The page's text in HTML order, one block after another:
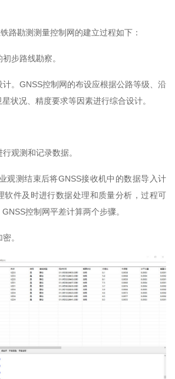
路勘测测量控制网的建立过程如下：
步路线勘察。
。GNSS控制网的布设应根据公路等级、沿
状况、精度要求等因素进行综合设计。
观测和记录数据。
观测结束后将GNSS接收机中的数据导入计
软件及时进行数据处理和质量分析，过程可
控制网平差计算两个步骤。
。